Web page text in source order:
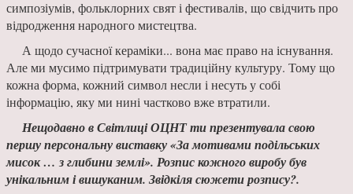
симпозіумів, фольклорних свят і фестивалів, що свідчить про
відродження народного мистецтва.
А щодо сучасної кераміки... вона має право на існування.
Але ми мусимо підтримувати тради­ційну культуру. Тому що
кожна форма, кожний символ несли і несуть у собі
інформацію, яку ми нині частково вже втратили.
Нещодавно в Світлиці ОЦНТ ти презен­тувала свою
першу персональну виставку «За мотивами подільських
мисок … з глибини землі». Розпис кожного виробу був
унікальним і вишуканим. Звідкіля сюжети розпису?.